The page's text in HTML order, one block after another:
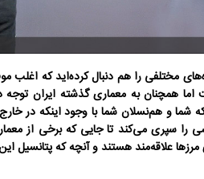
مختلفی را هم دنبال کرده‌اید که اغلب
همچنان به معماری گذشته ایران
هم‌نسلان شما با وجود اینکه در خارج از
را سپری می‌کند تا جایی که برخی از
مرزها علاقه‌مند هستند و آنچه که پتانسیل